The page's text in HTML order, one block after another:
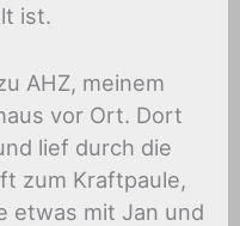
ist.
AHZ, meinem
vor Ort. Dort
lief durch die
zum Kraftpaule,
etwas mit Jan und